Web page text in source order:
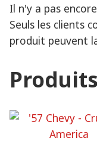
Il n'y a pas
Seuls les clients
produit peuvent